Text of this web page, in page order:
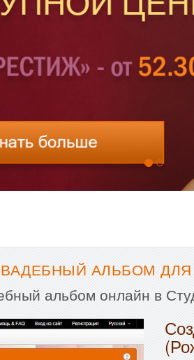
АЛЬБОМ
альбом онлайн в